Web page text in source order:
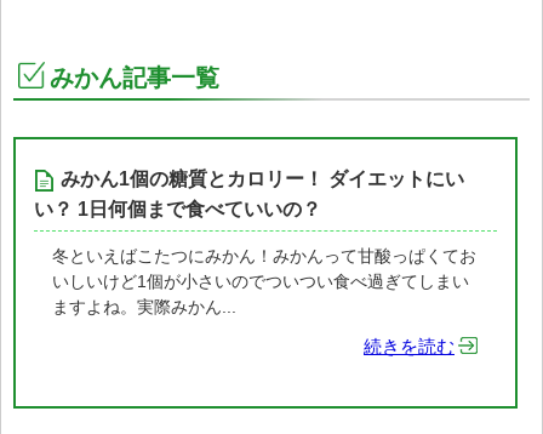
みかん記事一覧
みかん1個の糖質とカロリー！ ダイエットにい
い？ 1日何個まで食べていいの？
冬といえばこたつにみかん！みかんって甘酸っぱくてお
いしいけど1個が小さいのでついつい食べ過ぎてしまい
ますよね。実際みかん...
続きを読む